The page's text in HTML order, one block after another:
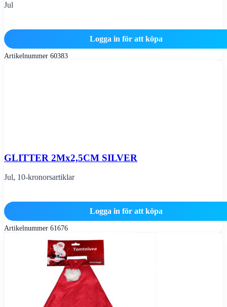
Jul
Logga in för att köpa
Artikelnummer 60383
GLITTER 2Mx2,5CM SILVER
Jul, 10-kronorsartiklar
Logga in för att köpa
Artikelnummer 61676